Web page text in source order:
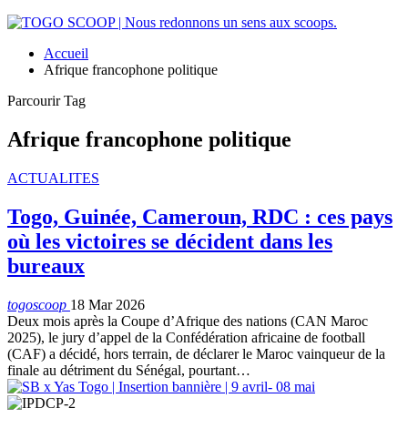
Accueil
Afrique francophone politique
Parcourir Tag
Afrique francophone politique
ACTUALITES
Togo, Guinée, Cameroun, RDC : ces pays
où les victoires se décident dans les
bureaux
togoscoop 18 Mar 2026
Deux mois après la Coupe d’Afrique des nations (CAN Maroc
2025), le jury d’appel de la Confédération africaine de football
(CAF) a décidé, hors terrain, de déclarer le Maroc vainqueur de la
finale au détriment du Sénégal, pourtant…